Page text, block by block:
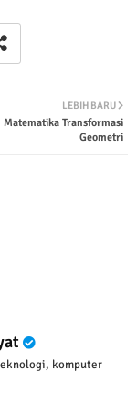
LEBIH BARU
Matematika Transformasi
Geometri
komputer